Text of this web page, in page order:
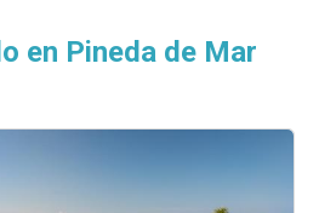
en Pineda de Mar